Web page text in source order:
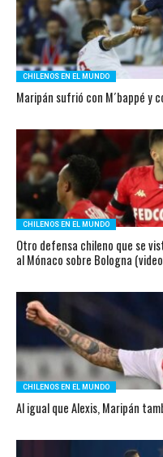
CHILENOS EN EL MUNDO
Maripán sufrió con M´bappé y
CHILENOS EN EL MUNDO
Otro defensa chileno que se
al Mónaco sobre Bologna
CHILENOS EN EL MUNDO
Al igual que Alexis, Maripán